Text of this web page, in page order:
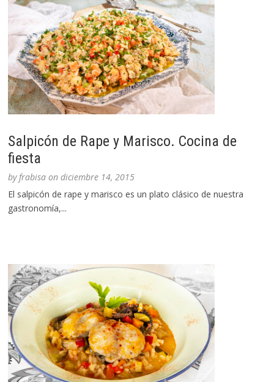
Salpicón de Rape y Marisco. Cocina de
fiesta
byfrabisa ondiciembre 14, 2015
El salpicón de rape y marisco es un plato clásico de nuestra
gastronomía,...